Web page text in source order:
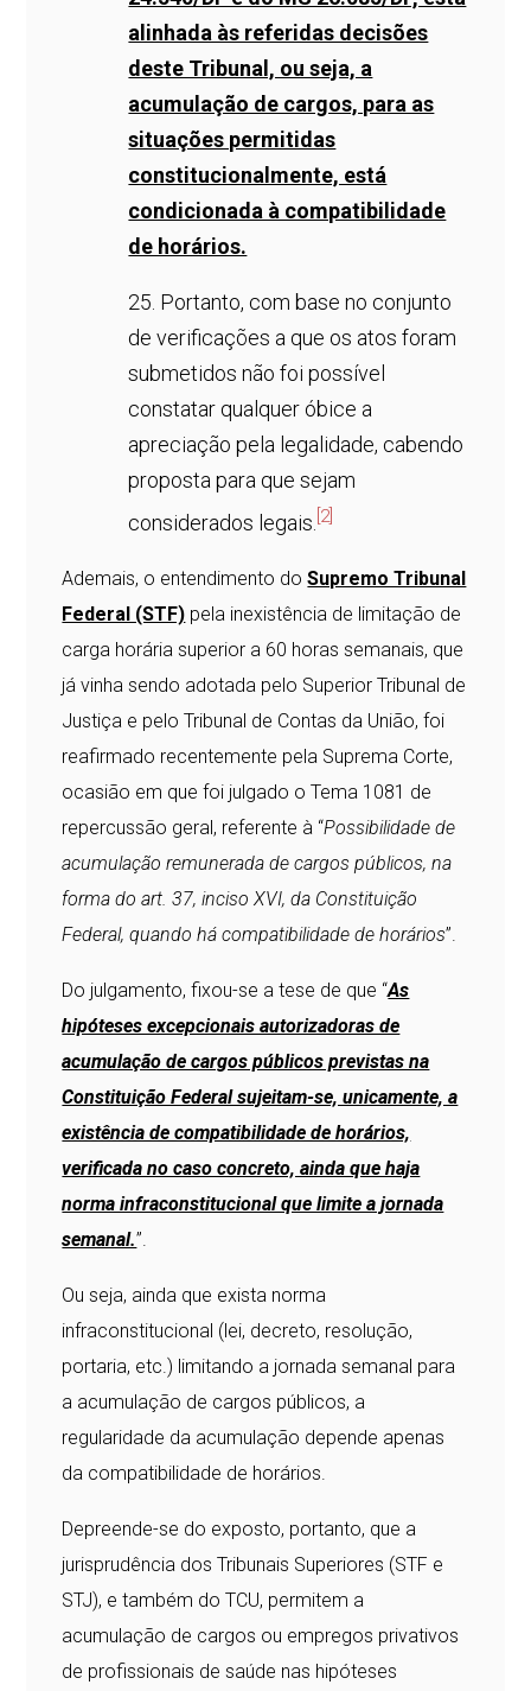
alinhada às referidas decisões
deste Tribunal, ou seja, a
acumulação de cargos, para as
situações permitidas
constitucionalmente, está
condicionada à compatibilidade
de horários.
25. Portanto, com base no conjunto
de verificações a que os atos foram
submetidos não foi possível
constatar qualquer óbice a
apreciação pela legalidade, cabendo
proposta para que sejam
considerados legais. [2]
Ademais, o entendimento doSupremo Tribunal
Federal (STF) pela inexistência de limitação de
carga horária superior a 60 horas semanais, que
já vinha sendo adotada pelo Superior Tribunal de
Justiça e pelo Tribunal de Contas da União, foi
reafirmado recentemente pela Suprema Corte,
ocasião em que foi julgado o Tema 1081 de
repercussão geral, referente à “Possibilidade de
acumulação remunerada de cargos públicos, na
forma do art. 37, inciso XVI, da Constituição
Federal, quando há compatibilidade de horários”.
Do julgamento, fixou-se a tese de que “As
hipóteses excepcionais autorizadoras de
acumulação de cargos públicos previstas na
Constituição Federal sujeitam-se, unicamente, a
existência de compatibilidade de horários,
verificada no caso concreto, ainda que haja
norma infraconstitucional que limite a jornada
semanal.”.
Ou seja, ainda que exista norma
infraconstitucional (lei, decreto, resolução,
portaria, etc.) limitando a jornada semanal para
a acumulação de cargos públicos, a
regularidade da acumulação depende apenas
da compatibilidade de horários.
Depreende-se do exposto, portanto, que a
jurisprudência dos Tribunais Superiores (STF e
STJ), e também do TCU, permitem a
acumulação de cargos ou empregos privativos
de profissionais de saúde nas hipóteses